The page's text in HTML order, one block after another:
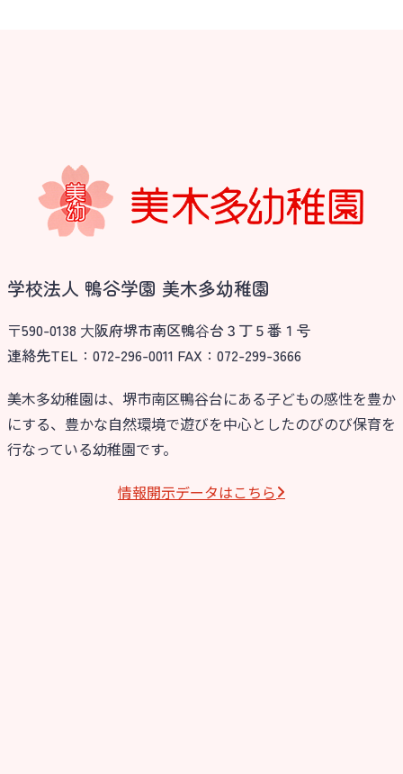
学校法人 鴨谷学園 美木多幼稚園
〒590-0138 ⼤阪府堺市南区鴨⾕台３丁５番１号
連絡先TEL：072-296-0011 FAX：072-299-3666
美木多幼稚園は、堺市南区鴨谷台にある子どもの感性を豊か
にする、豊かな自然環境で遊びを中心としたのびのび保育を
行なっている幼稚園です。
情報開⽰データはこちら